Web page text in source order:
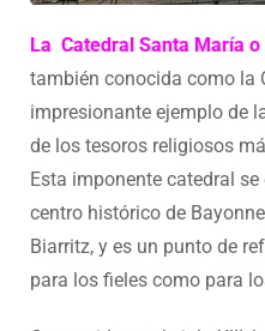
La Catedral Santa María o
también conocida como la
impresionante ejemplo de
de los tesoros religiosos
Esta imponente catedral
centro histórico de
Biarritz, y es un punto de
para los fieles como para